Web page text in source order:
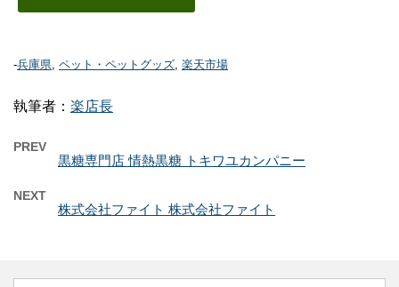
-兵庫県, ペット・ペットグッズ, 楽天市場
執筆者： 楽店長
PREV
黒糖専門店 情熱黒糖 トキワユカンパニー
NEXT
株式会社ファイト 株式会社ファイト